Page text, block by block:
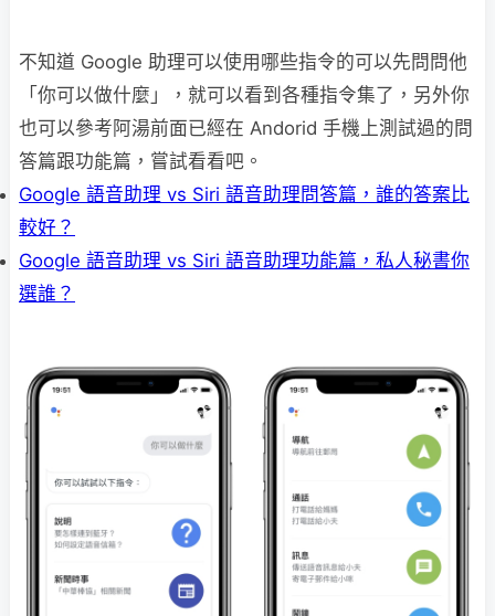
不知道 Google 助理可以使用哪些指令的可以先問問他
「你可以做什麼」，就可以看到各種指令集了，另外你
也可以參考阿湯前面已經在 Andorid 手機上測試過的問
答篇跟功能篇，嘗試看看吧。
Google 語音助理 vs Siri 語音助理問答篇，誰的答案比
較好？
Google 語音助理 vs Siri 語音助理功能篇，私人秘書你
選誰？